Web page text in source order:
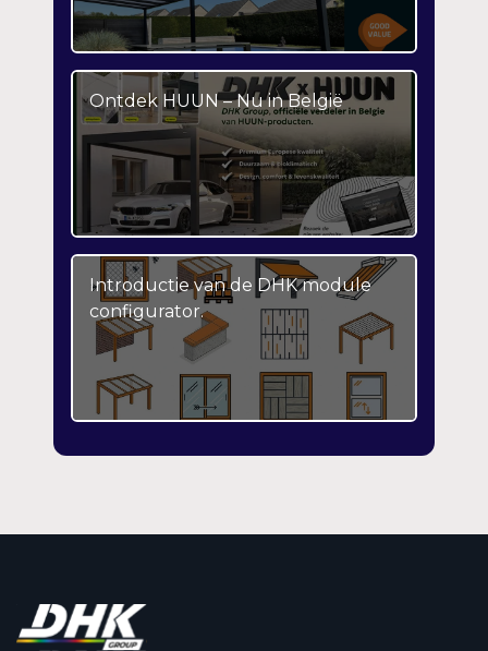
Ontdek HUUN – Nu in België
Introductie van de DHK module
configurator.